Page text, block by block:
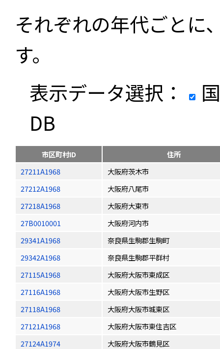
それぞれの年代ごとに
す。
表示データ選択：
DB
市区町村ID
住所
27211A1968
大阪府茨木市
27212A1968
大阪府八尾市
27218A1968
大阪府大東市
27B0010001
大阪府河内市
29341A1968
奈良県生駒郡生駒町
29342A1968
奈良県生駒郡平群村
27115A1968
大阪府大阪市東成区
27116A1968
大阪府大阪市生野区
27118A1968
大阪府大阪市城東区
27121A1968
大阪府大阪市東住吉区
27124A1974
大阪府大阪市鶴見区